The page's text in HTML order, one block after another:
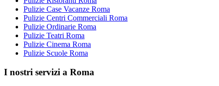
Pulizie Case Vacanze Roma
Pulizie Centri Commerciali Roma
Pulizie Ordinarie Roma
Pulizie Teatri Roma
Pulizie Cinema Roma
Pulizie Scuole Roma
I nostri servizi a Roma